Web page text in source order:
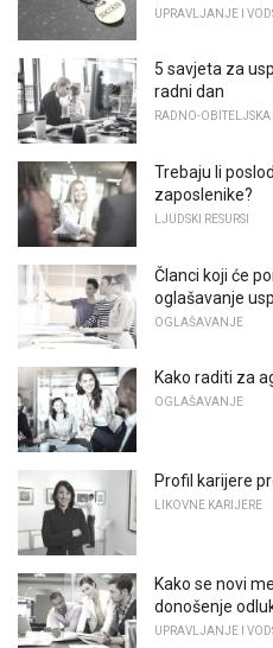
UPRAVLJANJE I
5 savjeta za
radni dan
RADNO-
Trebaju li
zaposlenike?
LJUDSKI RESURSI
Članci koji će
oglašavanje
OGLAŠAVANJE
Kako raditi za
OGLAŠAVANJE
Profil karijere
LIKOVNE KARIJERE
Kako se novi
donošenje
UPRAVLJANJE I